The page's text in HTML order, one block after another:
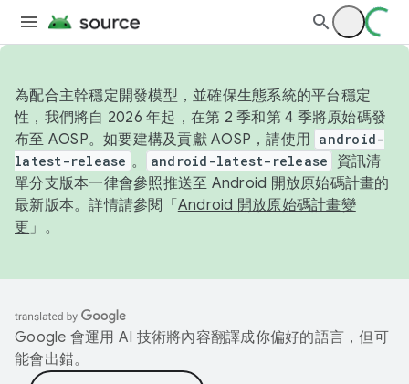
為配合主幹穩定開發模型，並確保生態系統的平台穩定
性，我們將自 2026 年起，在第 2 季和第 4 季將原始碼發
布至 AOSP。如要建構及貢獻 AOSP，請使用 android-
latest-release 。 android-latest-release
資訊清
單分支版本一律會參照推送至 Android 開放原始碼計畫的
最新版本。詳情請參閱「 Android 開放原始碼計畫變
更 」。
Google 會運用 AI 技術將內容翻譯成你偏好的語言，但可
能會出錯。